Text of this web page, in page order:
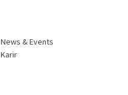
News & Events
Karir